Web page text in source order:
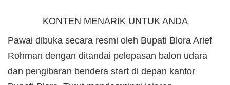
KONTEN MENARIK UNTUK ANDA
Pawai dibuka secara resmi oleh Bupati Blora Arief
Rohman dengan ditandai pelepasan balon udara
dan pengibaran bendera start di depan kantor